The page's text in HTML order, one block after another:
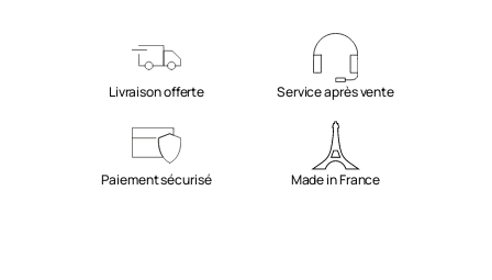
Livraison offerte Service après vente
Paiement sécurisé Made in France